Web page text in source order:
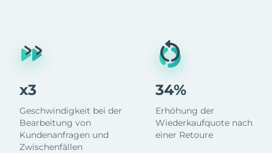
x3
Geschwindigkeit bei der
Bearbeitung von
Kundenanfragen und
Zwischenfällen
34%
Erhöhung der
Wiederkaufquote nach
einer Retoure